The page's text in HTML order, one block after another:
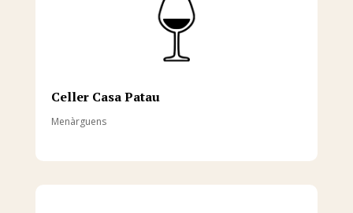
Celler Casa Patau
Menàrguens